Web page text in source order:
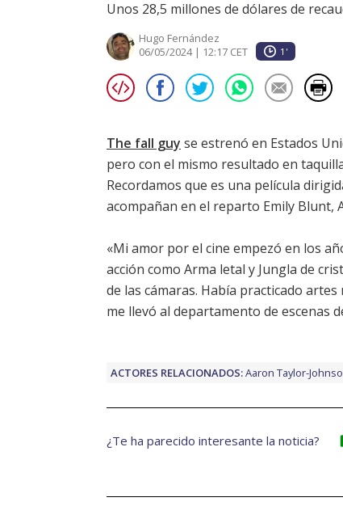
Unos 28,5 millones de dólares de
Hugo Fernández
06/05/2024 | 12:17 CET
1'
The fall guy se estrenó en Estados
pero con el mismo resultado en
Recordamos que es una película
acompañan en el reparto Emily Blunt,
«Mi amor por el cine empezó en los
acción como Arma letal y Jungla de
de las cámaras. Había practicado
me llevó al departamento de escenas
ACTORES RELACIONADOS:Aaron Taylor-
¿Te ha parecido interesante la noticia?